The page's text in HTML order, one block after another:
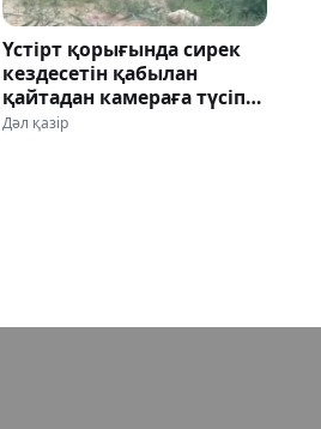
Үстірт қорығында сирек
кездесетін қабылан
қайтадан камераға түсіп
қалды
Дәл қазір